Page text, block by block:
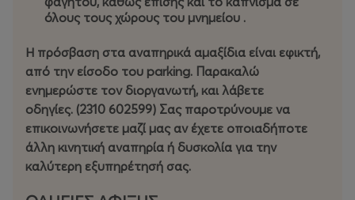
όλους τους χώρους του μνημείου .
Η πρόσβαση στα αναπηρικά αμαξίδια είναι εφικτή,
από την είσοδο του parking. Παρακαλώ
ενημερώστε τον διοργανωτή, και λάβετε
οδηγίες. (2310 602599) Σας παροτρύνουμε να
επικοινωνήσετε μαζί μας αν έχετε οποιαδήποτε
άλλη κινητική αναπηρία ή δυσκολία για την
καλύτερη εξυπηρέτησή σας.